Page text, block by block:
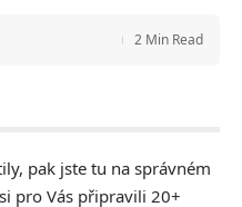
2 Min Read
pak jste tu na správném
pro Vás připravili 20+